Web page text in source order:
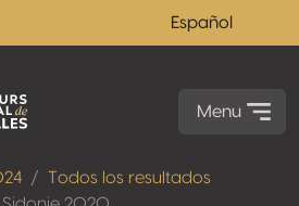
Español
Menu
Todos los resultados